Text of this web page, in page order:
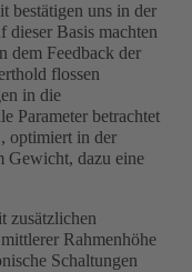
bestätigen uns in der
Basis machten
dem Feedback der
flossen
in die
Parameter betrachtet
optimiert in der
Gewicht, dazu eine
zusätzlichen
Rahmenhöhe
Schaltungen